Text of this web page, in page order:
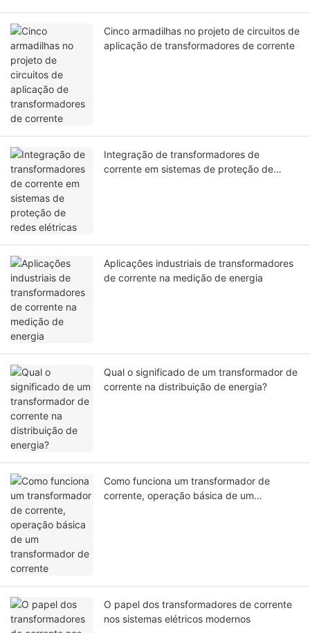
Cinco armadilhas no projeto de circuitos de
aplicação de transformadores de corrente
Integração de transformadores de
corrente em sistemas de proteção de
Aplicações industriais de transformadores
de corrente na medição de energia
Qual o significado de um transformador de
corrente na distribuição de energia?
Como funciona um transformador de
corrente, operação básica de um
O papel dos transformadores de corrente
nos sistemas elétricos modernos